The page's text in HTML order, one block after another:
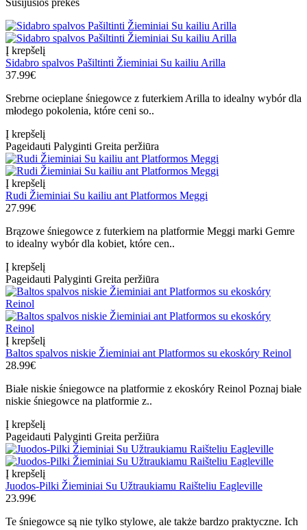
Susijusios prekės
Į krepšelį
Sidabro spalvos Pašiltinti Žieminiai Su kailiu Arilla
37.99€
Srebrne ocieplane śniegowce z futerkiem Arilla to idealny wybór dla
młodego pokolenia, które ceni so..
Į krepšelį
Pageidauti Palyginti Greita peržiūra
Į krepšelį
Rudi Žieminiai Su kailiu ant Platformos Meggi
27.99€
Brązowe śniegowce z futerkiem na platformie Meggi marki Gemre
to idealny wybór dla kobiet, które cen..
Į krepšelį
Pageidauti Palyginti Greita peržiūra
Į krepšelį
Baltos spalvos niskie Žieminiai ant Platformos su ekoskóry Reinol
28.99€
Białe niskie śniegowce na platformie z ekoskóry Reinol Poznaj białe
niskie śniegowce na platformie z..
Į krepšelį
Pageidauti Palyginti Greita peržiūra
Į krepšelį
Juodos-Pilki Žieminiai Su Užtraukiamu Raišteliu Eagleville
23.99€
Te śniegowce są nie tylko stylowe, ale także bardzo praktyczne. Ich